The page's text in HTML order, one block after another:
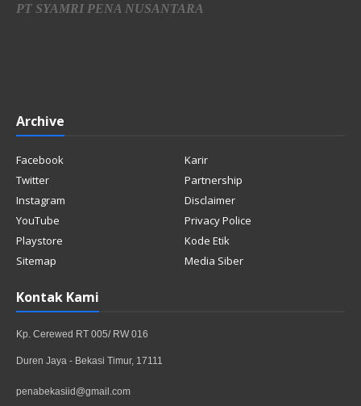
PT SYAMRI PENA NUSANTARA
Archive
Facebook
Karir
Twitter
Partnership
Instagram
Disclaimer
YouTube
Privacy Police
Playstore
Kode Etik
Sitemap
Media Siber
Kontak Kami
Kp. Cerewed RT 005/ RW 016
Duren Jaya - Bekasi Timur, 17111
penabekasiid@gmail.com